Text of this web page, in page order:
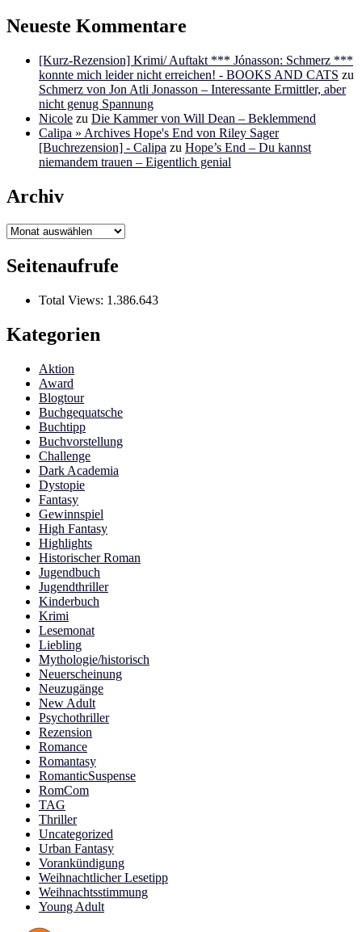
Neueste Kommentare
[Kurz-Rezension] Krimi/ Auftakt *** Jónasson: Schmerz ***
konnte mich leider nicht erreichen! - BOOKS AND CATS zu
Schmerz von Jon Atli Jonasson – Interessante Ermittler, aber
nicht genug Spannung
Nicole zu Die Kammer von Will Dean – Beklemmend
Calipa » Archives Hope's End von Riley Sager
[Buchrezension] - Calipa zu Hope’s End – Du kannst
niemandem trauen – Eigentlich genial
Archiv
Archiv
Seitenaufrufe
Total Views: 1.386.643
Kategorien
Aktion
Award
Blogtour
Buchgequatsche
Buchtipp
Buchvorstellung
Challenge
Dark Academia
Dystopie
Fantasy
Gewinnspiel
High Fantasy
Highlights
Historischer Roman
Jugendbuch
Jugendthriller
Kinderbuch
Krimi
Lesemonat
Liebling
Mythologie/historisch
Neuerscheinung
Neuzugänge
New Adult
Psychothriller
Rezension
Romance
Romantasy
RomanticSuspense
RomCom
TAG
Thriller
Uncategorized
Urban Fantasy
Vorankündigung
Weihnachtlicher Lesetipp
Weihnachtsstimmung
Young Adult